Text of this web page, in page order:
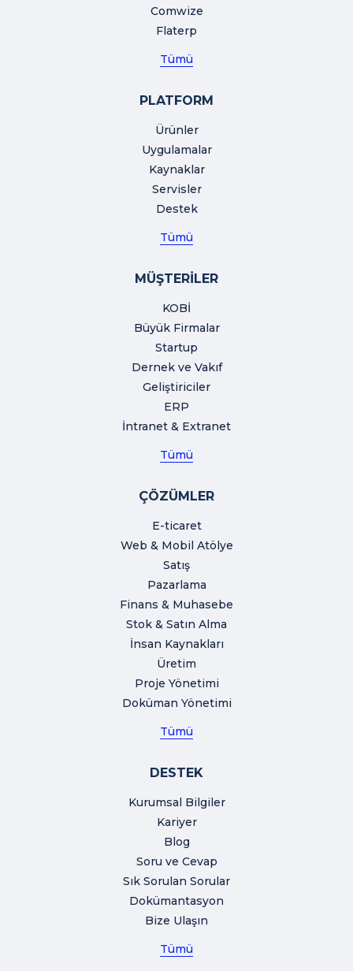
Comwize
Flaterp
Tümü
PLATFORM
Ürünler
Uygulamalar
Kaynaklar
Servisler
Destek
Tümü
MÜŞTERİLER
KOBİ
Büyük Firmalar
Startup
Dernek ve Vakıf
Geliştiriciler
ERP
İntranet & Extranet
Tümü
ÇÖZÜMLER
E-ticaret
Web & Mobil Atölye
Satış
Pazarlama
Finans & Muhasebe
Stok & Satın Alma
İnsan Kaynakları
Üretim
Proje Yönetimi
Doküman Yönetimi
Tümü
DESTEK
Kurumsal Bilgiler
Kariyer
Blog
Soru ve Cevap
Sık Sorulan Sorular
Dokümantasyon
Bize Ulaşın
Tümü